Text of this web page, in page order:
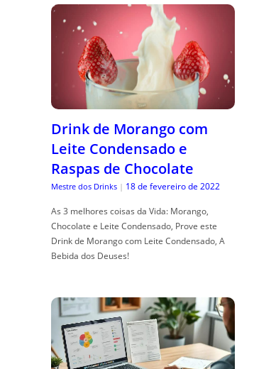
Drink de Morango com
Leite Condensado e
Raspas de Chocolate
Mestre dos Drinks | 18 de fevereiro de 2022
As 3 melhores coisas da Vida: Morango,
Chocolate e Leite Condensado, Prove este
Drink de Morango com Leite Condensado, A
Bebida dos Deuses!